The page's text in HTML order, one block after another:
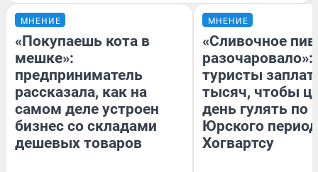
МНЕНИЕ
«Покупаешь кота в
мешке»:
предприниматель
рассказала, как на
самом деле устроен
бизнес со складами
дешевых товаров
МНЕНИЕ
«Сливочное
разочаровало»:
туристы
тысяч, чтобы
день гулять по
Юрского
Хогвартсу